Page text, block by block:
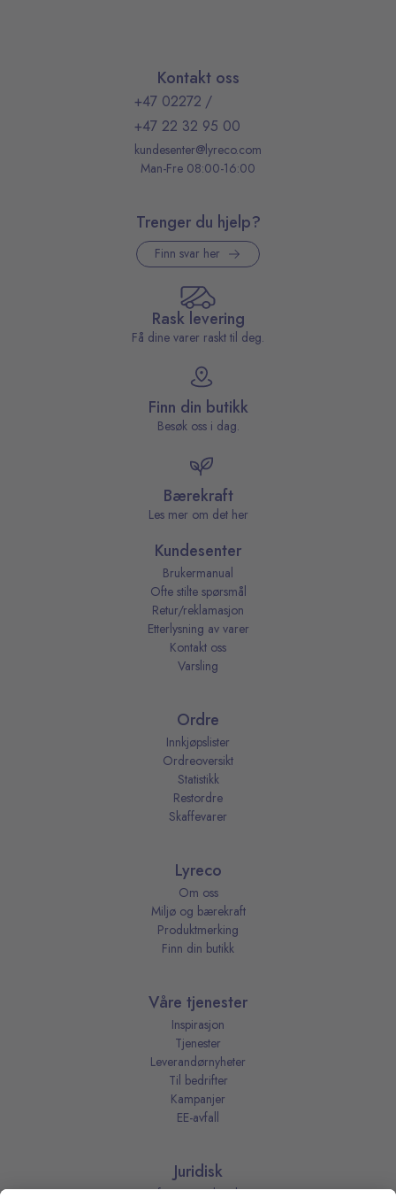
Kontakt oss
+47 02272 /
+47 22 32 95 00
kundesenter@lyreco.com
Man-Fre 08:00-16:00
Trenger du hjelp?
Finn svar her
Rask levering
Få dine varer raskt til deg.
Finn din butikk
Besøk oss i dag.
Bærekraft
Les mer om det her
Kundesenter
Brukermanual
Ofte stilte spørsmål
Retur/reklamasjon
Etterlysning av varer
Kontakt oss
Varsling
Ordre
Innkjøpslister
Ordreoversikt
Statistikk
Restordre
Skaffevarer
Lyreco
Om oss
Miljø og bærekraft
Produktmerking
Finn din butikk
Våre tjenester
Inspirasjon
Tjenester
Leverandørnyheter
Til bedrifter
Kampanjer
EE-avfall
Juridisk
Informasjonskapsler